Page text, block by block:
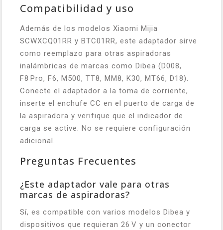
Compatibilidad y uso
Además de los modelos Xiaomi Mijia
SCWXCQ01RR y BTC01RR, este adaptador sirve
como reemplazo para otras aspiradoras
inalámbricas de marcas como Dibea (D008,
F8 Pro, F6, M500, TT8, MM8, K30, MT66, D18).
Conecte el adaptador a la toma de corriente,
inserte el enchufe CC en el puerto de carga de
la aspiradora y verifique que el indicador de
carga se active. No se requiere configuración
adicional.
Preguntas Frecuentes
¿Este adaptador vale para otras
marcas de aspiradoras?
Sí, es compatible con varios modelos Dibea y
dispositivos que requieran 26 V y un conector